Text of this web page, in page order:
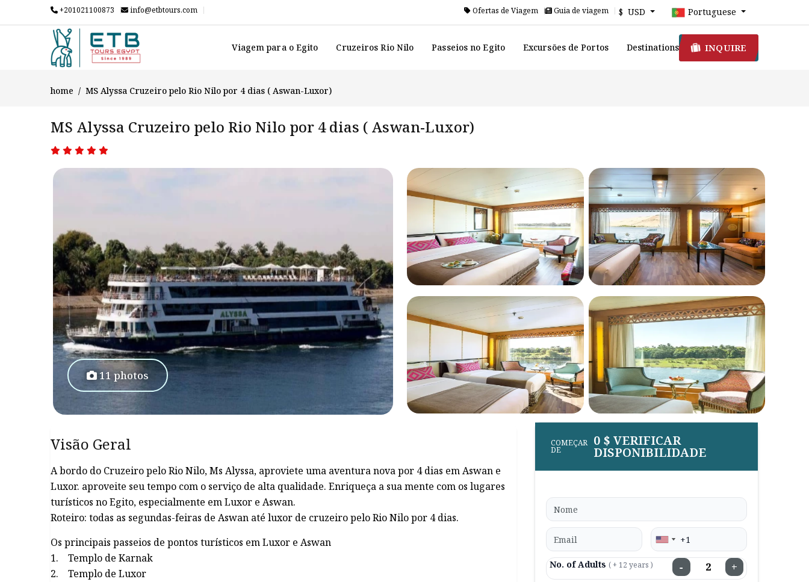
+201021100873 info@etbtours.com Ofertas de Viagem Guia de viagem $ USD Portuguese
Viagem para o Egito Cruzeiros Rio Nilo Passeios no Egito Excursões de Portos Destinations INQUIRE
home MS Alyssa Cruzeiro pelo Rio Nilo por 4 dias ( Aswan-Luxor)
MS Alyssa Cruzeiro pelo Rio Nilo por 4 dias ( Aswan-Luxor)
11 photos
Visão Geral
A bordo do Cruzeiro pelo Rio Nilo, Ms Alyssa, aproviete uma aventura nova por 4 dias em Aswan e
Luxor. aproveite seu tempo com o serviço de alta qualidade. Enriqueça a sua mente com os lugares
turísticos no Egito, especialmente em Luxor e Aswan.
Roteiro: todas as segundas-feiras de Aswan até luxor de cruzeiro pelo Rio Nilo por 4 dias.
Os principais passeios de pontos turísticos em Luxor e Aswan
1. Templo de Karnak
2. Templo de Luxor
COMEÇAR
DE
0 $ VERIFICAR
DISPONIBILIDADE
No. of Adults ( + 12 years ) − +